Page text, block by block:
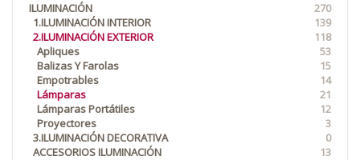
ILUMINACIÓN
270
1.ILUMINACIÓN INTERIOR
139
2.ILUMINACIÓN EXTERIOR
118
Apliques
53
Balizas Y Farolas
15
Empotrables
14
Lámparas
21
Lámparas Portátiles
12
Proyectores
3
3.ILUMINACIÓN DECORATIVA
0
ACCESORIOS ILUMINACIÓN
13